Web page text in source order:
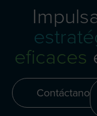
eficaces
Contáctanos